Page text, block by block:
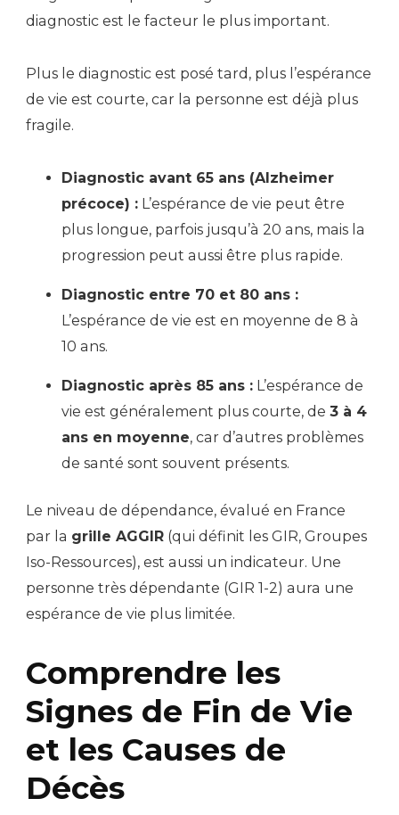
diagnostic est le facteur le plus important.
Plus le diagnostic est posé tard, plus l’espérance
de vie est courte, car la personne est déjà plus
fragile.
Diagnostic avant 65 ans (Alzheimer
précoce) : L’espérance de vie peut être
plus longue, parfois jusqu’à 20 ans, mais la
progression peut aussi être plus rapide.
Diagnostic entre 70 et 80 ans :
L’espérance de vie est en moyenne de 8 à
10 ans.
Diagnostic après 85 ans : L’espérance de
vie est généralement plus courte, de 3 à 4
ans en moyenne, car d’autres problèmes
de santé sont souvent présents.
Le niveau de dépendance, évalué en France
par la grille AGGIR (qui définit les GIR, Groupes
Iso-Ressources), est aussi un indicateur. Une
personne très dépendante (GIR 1-2) aura une
espérance de vie plus limitée.
Comprendre les
Signes de Fin de Vie
et les Causes de
Décès